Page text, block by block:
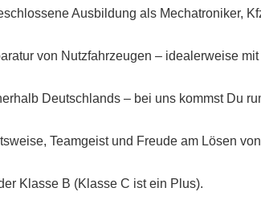
Ausbildung als Mechatroniker,
von Nutzfahrzeugen – idealerweise
Deutschlands – bei uns kommst Du
Teamgeist und Freude am Lösen
Klasse B (Klasse C ist ein Plus).